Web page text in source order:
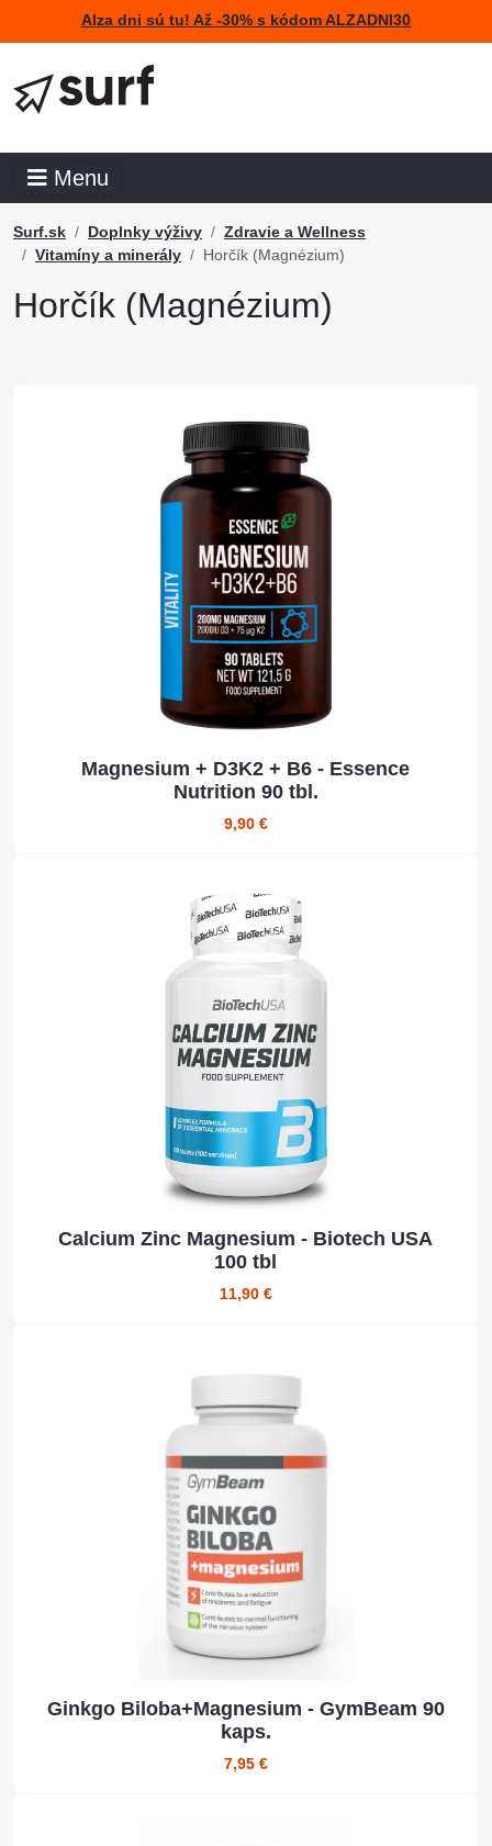
Alza dni sú tu! Až -30% s kódom ALZADNI30
Menu
Surf.sk Doplnky výživy
Zdravie a Wellness
Vitamíny a minerály
Horčík (Magnézium)
Horčík (Magnézium)
Magnesium + D3K2 + B6 - Essence
Nutrition 90 tbl.
9,90 €
Calcium Zinc Magnesium - Biotech USA
100 tbl
11,90 €
Ginkgo Biloba+Magnesium - GymBeam 90
kaps.
7,95 €